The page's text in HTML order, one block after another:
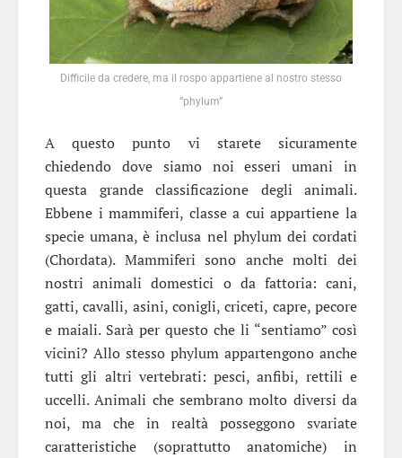
Difficile da credere, ma il rospo appartiene al nostro stesso
“phylum”
A questo punto vi starete sicuramente
chiedendo dove siamo noi esseri umani in
questa grande classificazione degli animali.
Ebbene i mammiferi, classe a cui appartiene la
specie umana, è inclusa nel phylum dei cordati
(Chordata). Mammiferi sono anche molti dei
nostri animali domestici o da fattoria: cani,
gatti, cavalli, asini, conigli, criceti, capre, pecore
e maiali. Sarà per questo che li “sentiamo” così
vicini? Allo stesso phylum appartengono anche
tutti gli altri vertebrati: pesci, anfibi, rettili e
uccelli. Animali che sembrano molto diversi da
noi, ma che in realtà posseggono svariate
caratteristiche (soprattutto anatomiche) in